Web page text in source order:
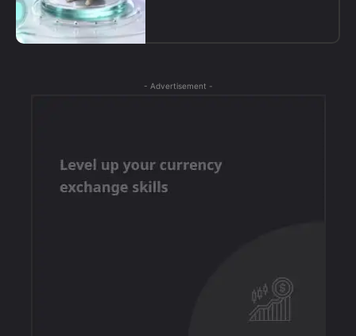
- Advertisement -